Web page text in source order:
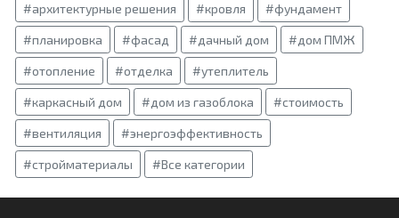
#архитектурные решения #кровля #фундамент
#планировка #фасад #дачный дом #дом ПМЖ
#отопление #отделка #утеплитель
#каркасный дом #дом из газоблока #стоимость
#вентиляция #энергоэффективность
#стройматериалы #Все категории